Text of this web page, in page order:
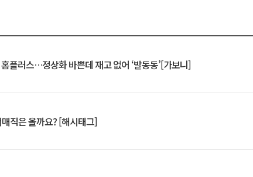
플러스…정상화 바쁜데 재고 없어 ‘발동동’[가보니]
직은 올까요? [해시태그]